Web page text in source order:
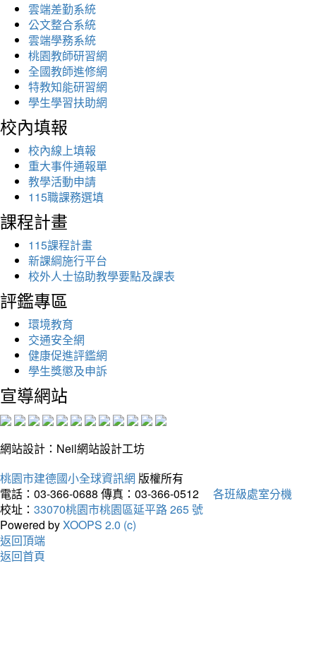
雲端差勤系統
公文整合系統
雲端學務系統
桃園教師研習網
全國教師進修網
特教知能研習網
學生學習扶助網
校內填報
校內線上填報
重大事件通報單
教學活動申請
115職課務選填
課程計畫
115課程計畫
新課綱施行平台
校外人士協助教學要點及課表
評鑑專區
環境教育
交通安全網
健康促進評鑑網
學生獎懲及申訴
宣導網站
網站設計：Neil網站設計工坊
桃園市建德國小全球資訊網 版權所有
電話：03-366-0688 傳真：03-366-0512
各班級處室分機
校址： 33070桃園市桃園區延平路 265 號
Powered byXOOPS 2.0 (c)
返回頂端
返回首頁